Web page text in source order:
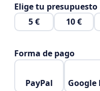
Elige tu presupuesto
5 €
10 €
Forma de pago
PayPal Google